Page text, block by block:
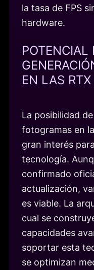
la tasa de FPS
hardware.
POTENCIAL
EN LAS
La posibilidad
fotogramas en
gran interés
tecnología.
confirmado
actualización,
es viable. La
cual se
capacidades
soportar esta
se optimizan